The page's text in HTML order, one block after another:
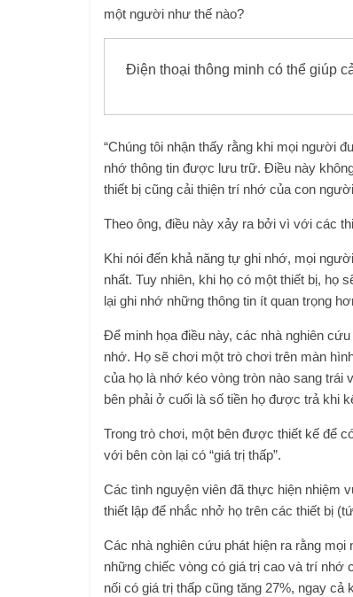
một người như thế nào?
Điện thoại thông minh có thể giúp
“Chúng tôi nhận thấy rằng khi mọi người
nhớ thông tin được lưu trữ. Điều này
thiết bị cũng cải thiện trí nhớ của con người
Theo ông, điều này xảy ra bởi vì với các
Khi nói đến khả năng tự ghi nhớ, mọi
nhất. Tuy nhiên, khi họ có một thiết bị, họ
lại ghi nhớ những thông tin ít quan trọng
Để minh họa điều này, các nhà nghiên
nhớ. Họ sẽ chơi một trò chơi trên màn
của họ là nhớ kéo vòng tròn nào sang trái
bên phải ở cuối là số tiền họ được trả khi
Trong trò chơi, một bên được thiết kế để
với bên còn lại có “giá trị thấp”.
Các tình nguyện viên đã thực hiện nhiệm
thiết lập để nhắc nhở họ trên các thiết bị
Các nhà nghiên cứu phát hiện ra rằng
những chiếc vòng có giá trị cao và trí nhớ
nối có giá trị thấp cũng tăng 27%, ngay cả